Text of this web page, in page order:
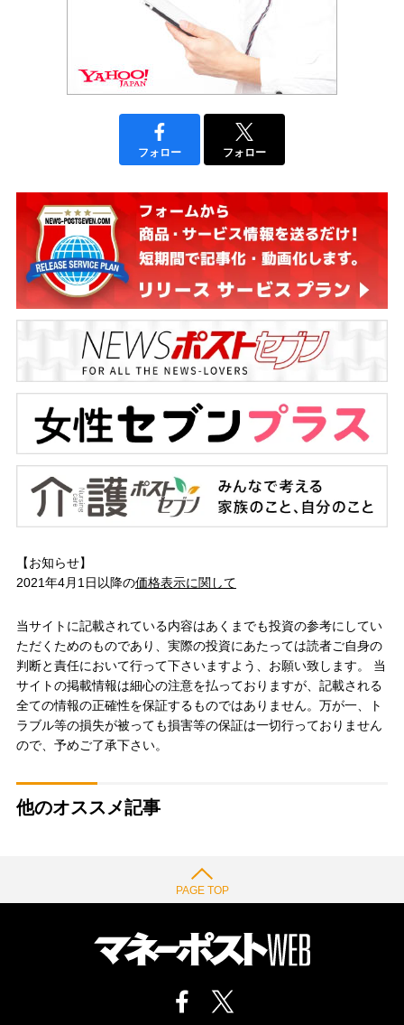
フォロー フォロー
【お知らせ】
2021年4月1日以降の価格表示に関して
当サイトに記載されている内容はあくまでも投資の参考にしてい
ただくためのものであり、実際の投資にあたっては読者ご自身の
判断と責任において行って下さいますよう、お願い致します。 当
サイトの掲載情報は細心の注意を払っておりますが、記載される
全ての情報の正確性を保証するものではありません。万が一、ト
ラブル等の損失が被っても損害等の保証は一切行っておりません
ので、予めご了承下さい。
他のオススメ記事
PAGE TOP